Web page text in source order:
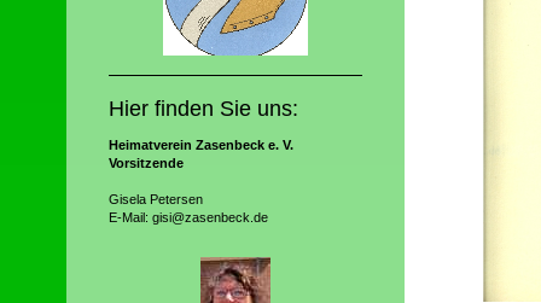
Hier finden Sie uns:
Heimatverein Zasenbeck e. V.
Vorsitzende
Gisela Petersen
E-Mail: gisi@zasenbeck.de